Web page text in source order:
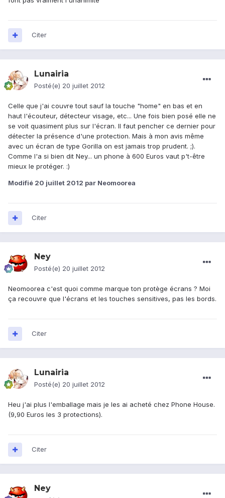
Citer
Lunairia
Posté(e) 20 juillet 2012
Celle que j'ai couvre tout sauf la touche "home" en bas et en
haut l'écouteur, détecteur visage, etc... Une fois bien posé elle ne
se voit quasiment plus sur l'écran. Il faut pencher ce dernier pour
détecter la présence d'une protection. Mais à mon avis même
avec un écran de type Gorilla on est jamais trop prudent. ;).
Comme l'a si bien dit Ney... un phone à 600 Euros vaut p't-être
mieux le protéger. :)
Modifié 20 juillet 2012 par Neomoorea
Citer
Ney
Posté(e) 20 juillet 2012
Neomoorea c'est quoi comme marque ton protège écrans ? Moi
ça recouvre que l'écrans et les touches sensitives, pas les bords.
Citer
Lunairia
Posté(e) 20 juillet 2012
Heu j'ai plus l'emballage mais je les ai acheté chez Phone House.
(9,90 Euros les 3 protections).
Citer
Ney